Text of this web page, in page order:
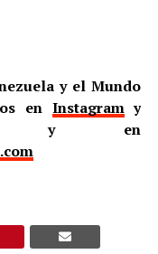
y el Mundo
en Instagramy
en